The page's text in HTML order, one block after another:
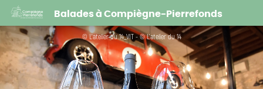
Balades à Compiègne-Pierrefonds
© L'atelier du 14_VIT - © L'atelier du 14